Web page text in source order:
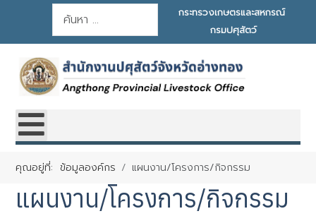
การค้นหา
กระทรวงเกษตรและสหกรณ์
กรมปศุสัตว์
คุณอยู่ที่:ข้อมูลองค์กร แผนงาน/โครงการ/กิจกรรม
แผนงาน/โครงการ/กิจกรรม